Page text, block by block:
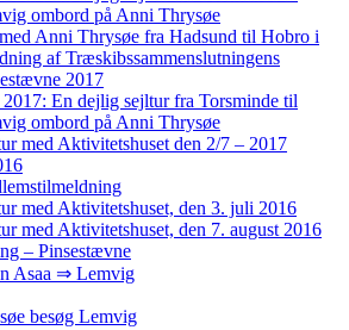
ombord på Anni Thrysøe
Anni Thrysøe fra Hadsund til Hobro i
af Træskibssammenslutningens
2017
2017: En dejlig sejltur fra Torsminde til
ombord på Anni Thrysøe
med Aktivitetshuset den 2/7 – 2017
med Aktivitetshuset, den 3. juli 2016
med Aktivitetshuset, den 7. august 2016
– Pinsestævne
Asaa ⇒ Lemvig
besøg Lemvig